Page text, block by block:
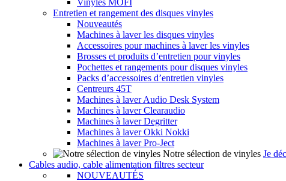
Vinyles MOFI
Entretien et rangement des disques vinyles
Nouveautés
Machines à laver les disques vinyles
Accessoires pour machines à laver les vinyles
Brosses et produits d’entretien pour vinyles
Pochettes et rangements pour disques vinyles
Packs d’accessoires d’entretien vinyles
Centreurs 45T
Machines à laver Audio Desk System
Machines à laver Clearaudio
Machines à laver Degritter
Machines à laver Okki Nokki
Machines à laver Pro-Ject
Notre sélection de vinyles Je
Cables audio, cable alimentation filtres secteur
NOUVEAUTÉS